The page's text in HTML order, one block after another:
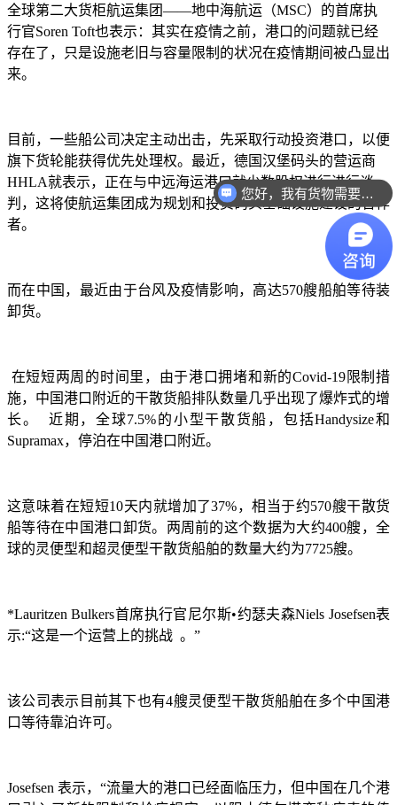
全球第二大货柜航运集团——地中海航运（MSC）的首席执
行官Soren Toft也表示：其实在疫情之前，港口的问题就已经
存在了，只是设施老旧与容量限制的状况在疫情期间被凸显出
来。
目前，一些船公司决定主动出击，先采取行动投资港口，以便
旗下货轮能获得优先处理权。最近，德国汉堡码头的营运商
HHLA就表示，正在与中远海运港口就少数股权进行进行谈
判，这将使航运集团成为规划和投资码头基础设施建设的合作
者。
而在中国，最近由于台风及疫情影响，高达570艘船舶等待装
卸货。
在短短两周的时间里，由于港口拥堵和新的Covid-19限制措
施，中国港口附近的干散货船排队数量几乎出现了爆炸式的增
长。 近期，全球7.5%的小型干散货船，包括Handysize和
Supramax，停泊在中国港口附近。
这意味着在短短10天内就增加了37%，相当于约570艘干散货
船等待在中国港口卸货。两周前的这个数据为大约400艘，全
球的灵便型和超灵便型干散货船舶的数量大约为7725艘。
*Lauritzen Bulkers首席执行官尼尔斯•约瑟夫森Niels Josefsen表
示:“这是一个运营上的挑战 。”
该公司表示目前其下也有4艘灵便型干散货船舶在多个中国港
口等待靠泊许可。
Josefsen 表示，“流量大的港口已经面临压力，但中国在几个港
您好，我有货物需要你们的产品。